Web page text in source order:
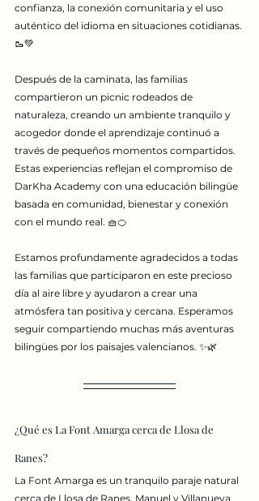
confianza, la conexión comunitaria y el uso
auténtico del idioma en situaciones cotidianas.
🥾💚
Después de la caminata, las familias
compartieron un picnic rodeados de
naturaleza, creando un ambiente tranquilo y
acogedor donde el aprendizaje continuó a
través de pequeños momentos compartidos.
Estas experiencias reflejan el compromiso de
DarKha Academy con una educación bilingüe
basada en comunidad, bienestar y conexión
con el mundo real. 🧺🍊
Estamos profundamente agradecidos a todas
las familias que participaron en este precioso
día al aire libre y ayudaron a crear una
atmósfera tan positiva y cercana. Esperamos
seguir compartiendo muchas más aventuras
bilingües por los paisajes valencianos. ✨🌿
¿Qué es La Font Amarga cerca de Llosa de
Ranes?
La Font Amarga es un tranquilo paraje natural
cerca de Llosa de Ranes, Manuel y Villanueva